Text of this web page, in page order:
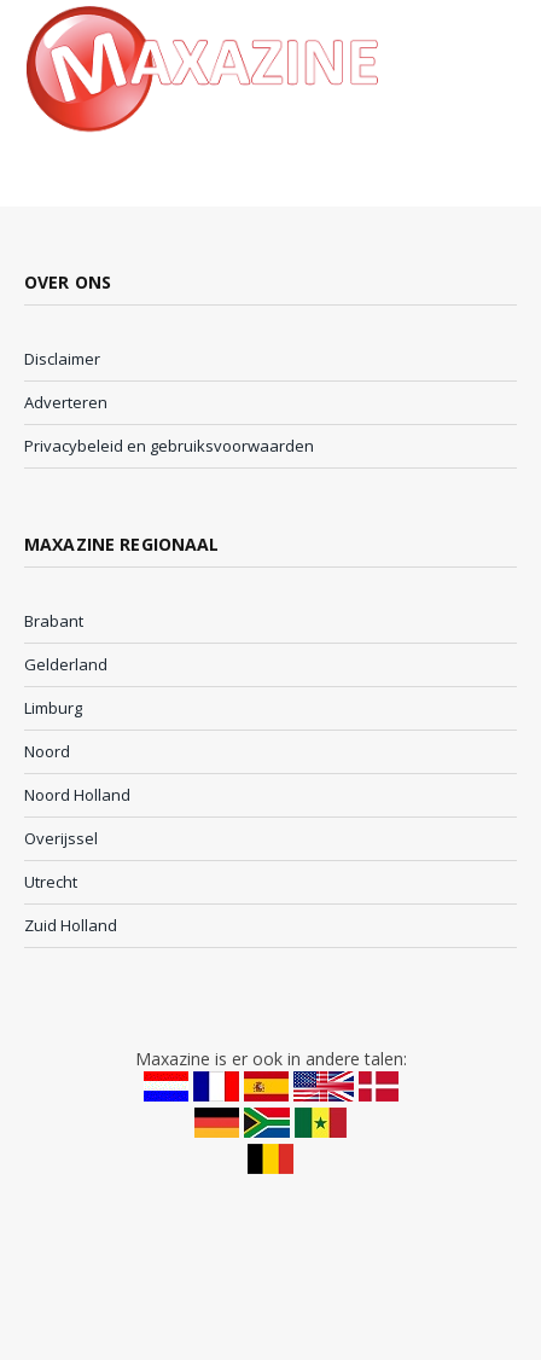
OVER ONS
Disclaimer
Adverteren
Privacybeleid en gebruiksvoorwaarden
MAXAZINE REGIONAAL
Brabant
Gelderland
Limburg
Noord
Noord Holland
Overijssel
Utrecht
Zuid Holland
Maxazine is er ook in andere talen: